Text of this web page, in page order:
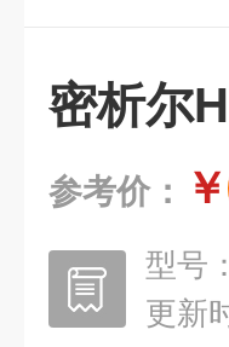
密析尔
参考价： ￥
型号：
更新